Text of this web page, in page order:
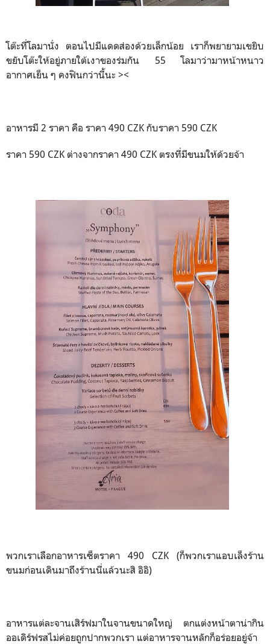
โต๊ะที่โลมานั่ง ตอนไปมีแดดส่องด้วยเล็กน้อย เราก็พยายามเขยิบ
ขยับโต๊ะให้อยู่ภายใต้เงาของร่มกัน 55 โลมาว่ามาหน้าหนาว
อากาศเย็น ๆ คงฟินกว่านี้นะ ><
อาหารมี 2 ราคา คือ ราคา 490 CZK กับราคา 590 CZK
ราคา 590 CZK ต่างจากราคา 490 CZK ตรงที่มีขนมให้ด้วยจ้า
พวกเราเลือกอาหารเซ็ตราคา 490 CZK (ก็พวกเราแอบเล็งร้าน
ขนมก่อนเดินมาถึงร้านนี่แล้วนะสิ อิอิ)
อาหารแต่ละจานเสิร์ฟมาในจานขนาดใหญ่ ตกแต่งหน้าตาน่ากิน
ออเดิร์ฟรสไม่ค่อยถูกปากพวกเรา แต่อาหารจานหลักก็อร่อยอยู่จ้า